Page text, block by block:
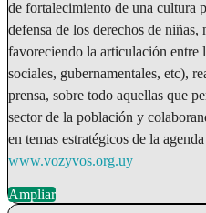
de fortalecimiento de una cultura
defensa de los derechos de niñas,
favoreciendo la articulación entre
sociales, gubernamentales, etc),
prensa, sobre todo aquellas que
sector de la población y
en temas estratégicos de la
www.vozyvos.org.uy
Ampliar